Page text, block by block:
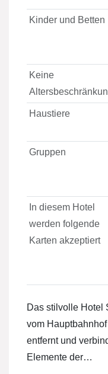
Kinder und Betten
Keine
Haustiere
Gruppen
In diesem Hotel
werden folgende
Karten akzeptiert
Das stilvolle Hotel
vom
entfernt und
Elemente der…